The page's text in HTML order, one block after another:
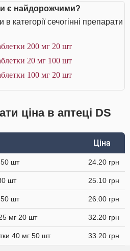
є найдорожчими?
категорії сечогінні препарати
200 мг 20 шт
20 мг 100 шт
100 мг 20 шт
ціна в аптеці DS
Ціна
50 шт 24.20 грн
шт 25.10 грн
50 шт 26.00 грн
мг 20 шт 32.20 грн
40 мг 50 шт 33.20 грн